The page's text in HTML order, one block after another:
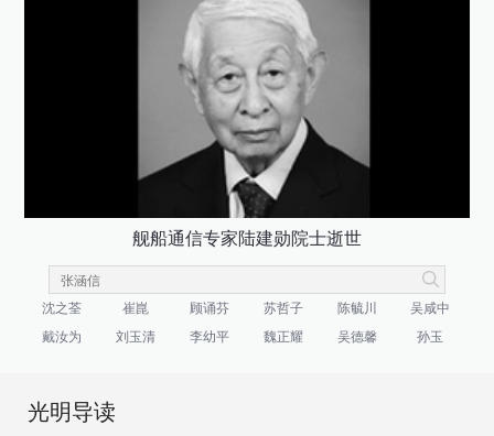
舰船通信专家陆建勋院士逝世
沈之荃 崔崑 顾诵芬 苏哲子 陈毓川
吴咸中
戴汝为
刘玉清 李幼平 魏正耀 吴德馨 孙玉
光明导读